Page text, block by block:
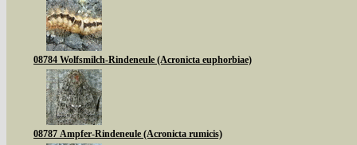
08784 Wolfsmilch-Rindeneule (Acronicta euphorbiae)
08787 Ampfer-Rindeneule (Acronicta rumicis)